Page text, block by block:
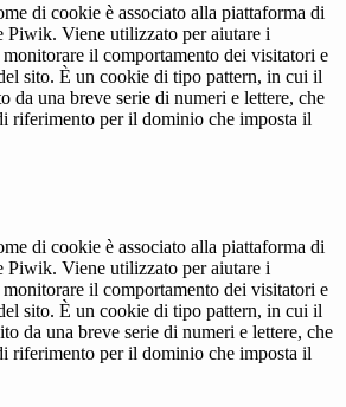
di cookie è associato alla piattaforma di
Piwik. Viene utilizzato per aiutare i
il comportamento dei visitatori e
sito. È un cookie di tipo pattern, in cui il
da una breve serie di numeri e lettere, che
riferimento per il dominio che imposta il
di cookie è associato alla piattaforma di
Piwik. Viene utilizzato per aiutare i
il comportamento dei visitatori e
sito. È un cookie di tipo pattern, in cui il
da una breve serie di numeri e lettere, che
riferimento per il dominio che imposta il